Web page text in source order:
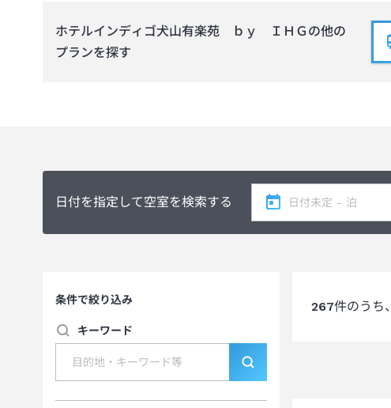
ホテルインディゴ犬山有楽苑 ｂｙ ＩＨＧ の他の
プランを探す
日付を指定して空室を検索する
条件で絞り込み
キーワード
267件のうち、